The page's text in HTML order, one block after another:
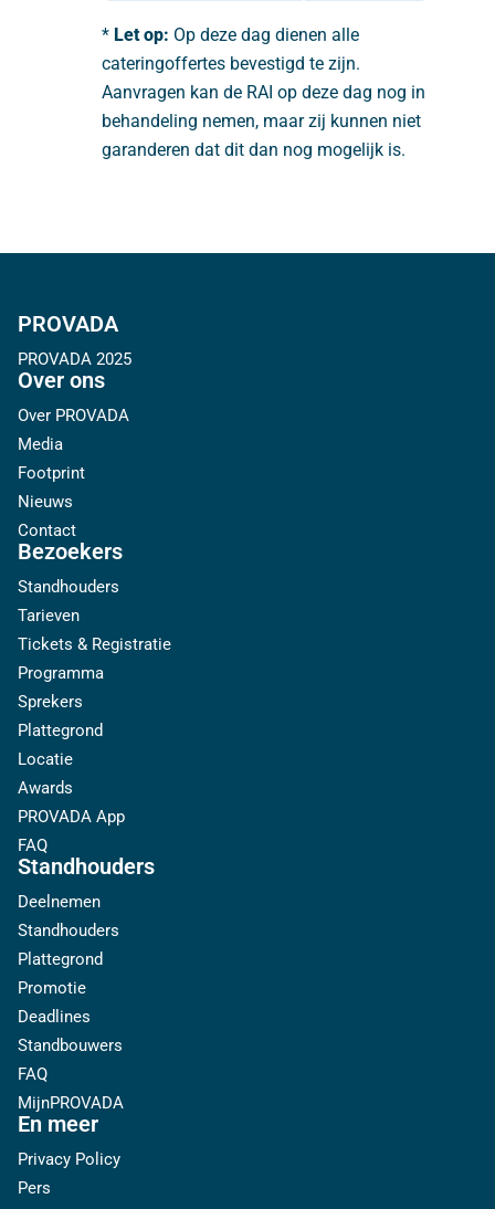
* Let op: Op deze dag dienen alle
cateringoffertes bevestigd te zijn.
Aanvragen kan de RAI op deze dag nog in
behandeling nemen, maar zij kunnen niet
garanderen dat dit dan nog mogelijk is.
PROVADA
PROVADA 2025
Over ons
Over PROVADA
Media
Footprint
Nieuws
Contact
Bezoekers
Standhouders
Tarieven
Tickets & Registratie
Programma
Sprekers
Plattegrond
Locatie
Awards
PROVADA App
FAQ
Standhouders
Deelnemen
Standhouders
Plattegrond
Promotie
Deadlines
Standbouwers
FAQ
MijnPROVADA
En meer
Privacy Policy
Pers